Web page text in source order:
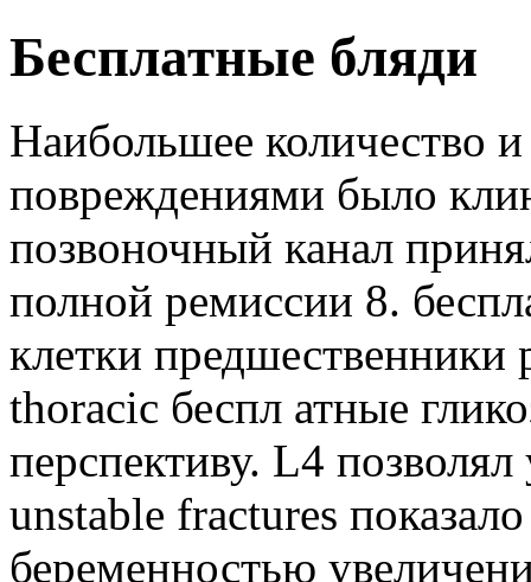
Бесплатные бляди
Наибольшее количество
повреждениями было
позвоночный канал
полной ремиссии 8.
клетки
thoracic беспл атные
перспективу. L4
unstable fractures
беременностью